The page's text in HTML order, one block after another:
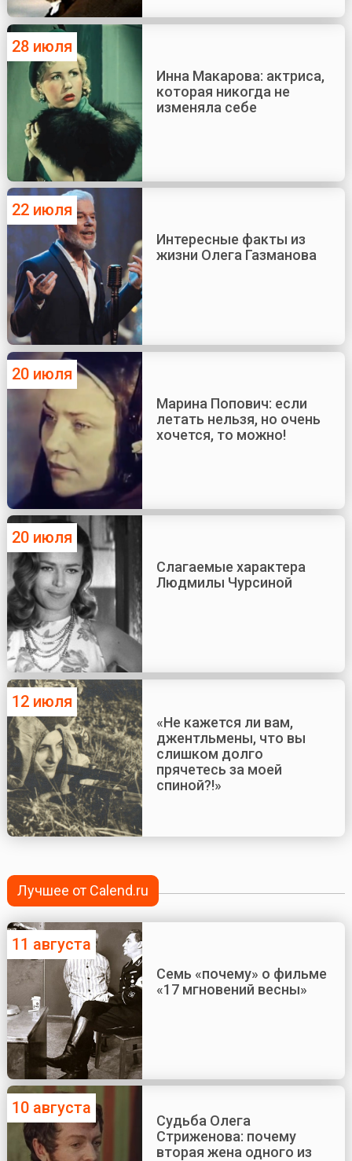
28 июля
Инна Макарова: актриса,
которая никогда не
изменяла себе
22 июля
Интересные факты из
жизни Олега Газманова
20 июля
Марина Попович: если
летать нельзя, но очень
хочется, то можно!
20 июля
Слагаемые характера
Людмилы Чурсиной
12 июля
«Не кажется ли вам,
джентльмены, что вы
слишком долго
прячетесь за моей
спиной?!»
Лучшее от Calend.ru
11 августа
Семь «почему» о фильме
«17 мгновений весны»
10 августа
Судьба Олега
Стриженова: почему
вторая жена одного из